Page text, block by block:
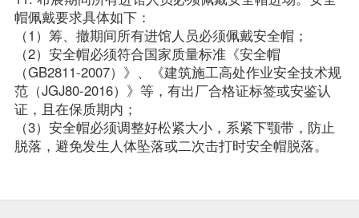
帽佩戴要求具体如下：
（1）筹、撤期间所有进馆人员必须佩戴安全帽；
（2）安全帽必须符合国家质量标准《安全帽
（GB2811-2007）》、《建筑施工高处作业安全技术规
范（JGJ80-2016）》等，有出厂合格证标签或安鉴认
证，且在保质期内；
（3）安全帽必须调整好松紧大小，系紧下颚带，防止
脱落，避免发生人体坠落或二次击打时安全帽脱落。